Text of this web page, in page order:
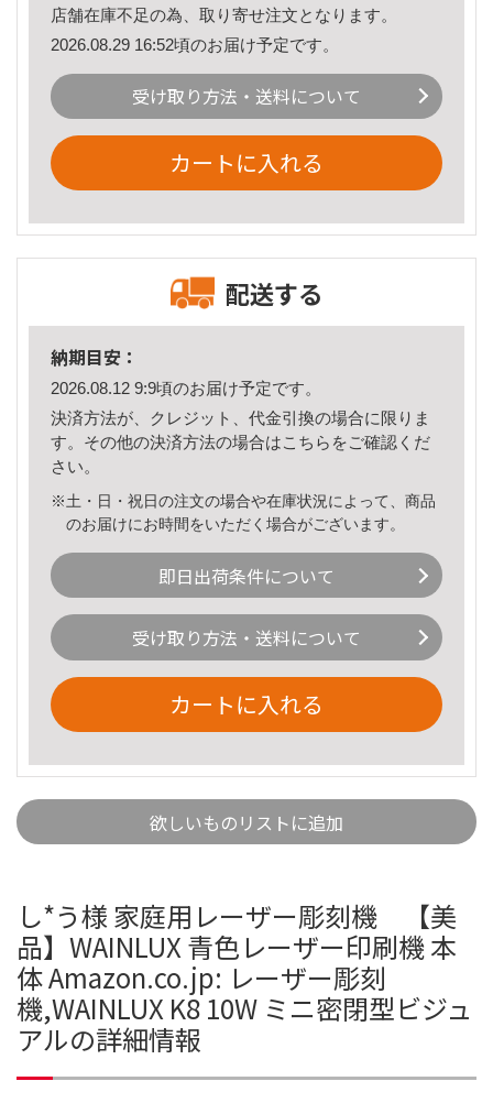
店舗在庫不足の為、取り寄せ注文となります。
2026.08.29 16:52頃のお届け予定です。
受け取り方法・送料について
カートに入れる
配送する
納期目安：
2026.08.12 9:9頃のお届け予定です。
決済方法が、クレジット、代金引換の場合に限りま
す。その他の決済方法の場合はこちら をご確認くだ
さい。
※土・日・祝日の注文の場合や在庫状況によって、商品
のお届けにお時間をいただく場合がございます。
即日出荷条件について
受け取り方法・送料について
カートに入れる
欲しいものリストに追加
し*う様 家庭用レーザー彫刻機 【美
品】WAINLUX 青色レーザー印刷機 本
体 Amazon.co.jp: レーザー彫刻
機,WAINLUX K8 10W ミニ密閉型ビジュ
アルの詳細情報